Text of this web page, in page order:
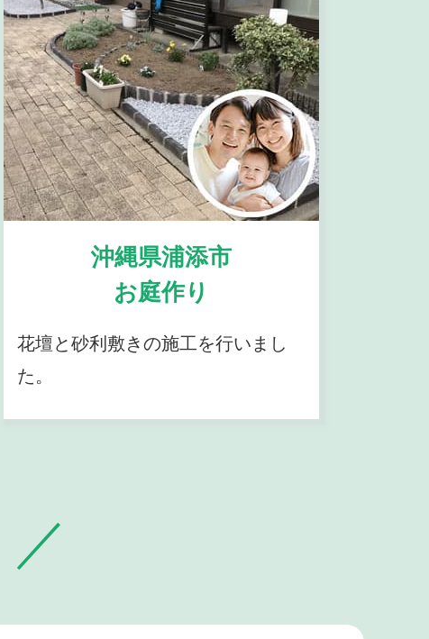
沖縄県浦添市
お庭作り
花壇と砂利敷きの施工を行いまし
た。